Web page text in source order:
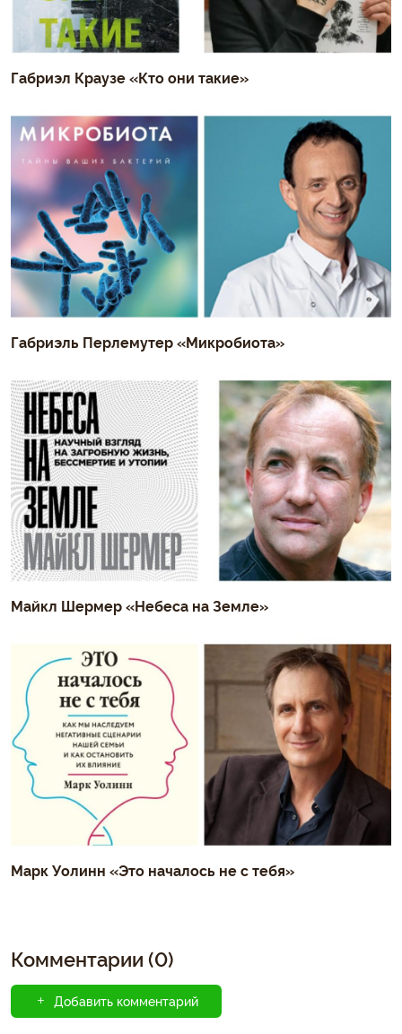
Габриэл Краузе «Кто они такие»
Габриэль Перлемутер «Микробиота»
Майкл Шермер «Небеса на Земле»
Марк Уолинн «Это началось не с тебя»
Комментарии (0)
Добавить комментарий